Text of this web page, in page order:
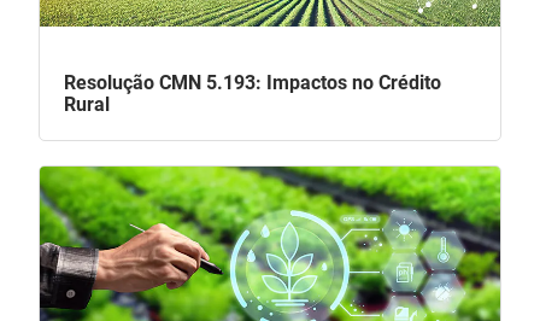
Resolução CMN 5.193: Impactos no Crédito
Rural